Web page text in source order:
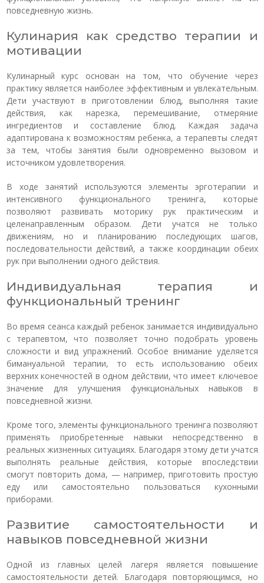
повседневную жизнь.
Кулинария как средство терапии и
мотивации
Кулинарный курс основан на том, что обучение через
практику является наиболее эффективным и увлекательным.
Дети участвуют в приготовлении блюд, выполняя такие
действия, как нарезка, перемешивание, отмеряние
ингредиентов и составление блюд. Каждая задача
адаптирована к возможностям ребенка, а терапевты следят
за тем, чтобы занятия были одновременно вызовом и
источником удовлетворения.
В ходе занятий используются элементы эрготерапии и
интенсивного функционального тренинга, которые
позволяют развивать моторику рук практическим и
целенаправленным образом. Дети учатся не только
движениям, но и планированию последующих шагов,
последовательности действий, а также координации обеих
рук при выполнении одного действия.
Индивидуальная терапия и
функциональный тренинг
Во время сеанса каждый ребенок занимается индивидуально
с терапевтом, что позволяет точно подобрать уровень
сложности и вид упражнений. Особое внимание уделяется
бимануальной терапии, то есть использованию обеих
верхних конечностей в одном действии, что имеет ключевое
значение для улучшения функциональных навыков в
повседневной жизни.
Кроме того, элементы функционального тренинга позволяют
применять приобретенные навыки непосредственно в
реальных жизненных ситуациях. Благодаря этому дети учатся
выполнять реальные действия, которые впоследствии
смогут повторить дома, — например, приготовить простую
еду или самостоятельно пользоваться кухонными
приборами.
Развитие самостоятельности и
навыков повседневной жизни
Одной из главных целей лагеря является повышение
самостоятельности детей. Благодаря повторяющимся, но